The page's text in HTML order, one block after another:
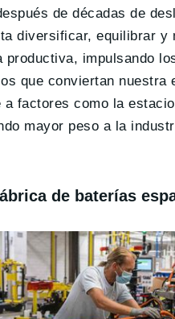
de décadas de
diversificar, equilibrar y
productiva, impulsando
que conviertan nuestra
a factores como la
mayor peso a la
de baterías